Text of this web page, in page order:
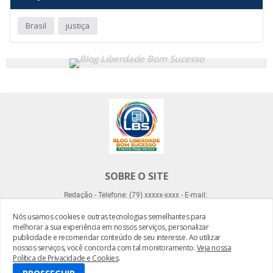
Brasil justiça
SOBRE O SITE
Redação - Telefone: (79) xxxxx-xxxx - E-mail:
Desenvolvido por -
Nós usamos cookies e outras tecnologias semelhantes para
melhorar a sua experiência em nossos serviços, personalizar
publicidade e recomendar conteúdo de seu interesse. Ao utilizar
nossos serviços, você concorda com tal monitoramento.Veja nossa
Política de Privacidade e Cookies.